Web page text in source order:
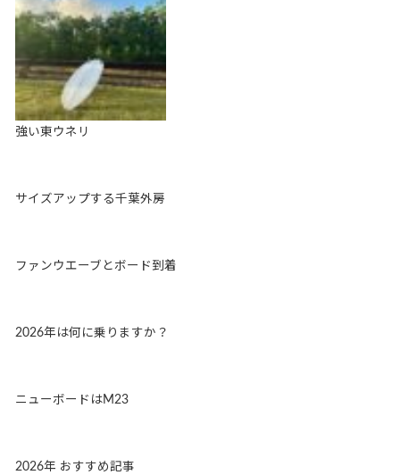
強い東ウネリ
サイズアップする千葉外房
ファンウエーブとボード到着
2026年は何に乗りますか？
ニューボードはM23
2026年 おすすめ記事